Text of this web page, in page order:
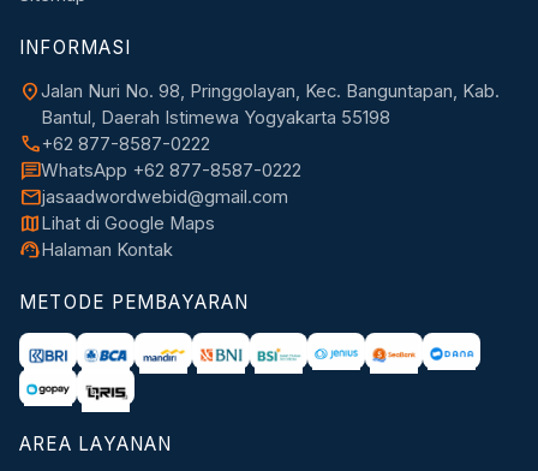
INFORMASI
location_onJalan Nuri No. 98, Pringgolayan, Kec. Banguntapan, Kab.
Bantul, Daerah Istimewa Yogyakarta 55198
call+62 877-8587-0222
chatWhatsApp +62 877-8587-0222
mailjasaadwordwebid@gmail.com
mapLihat di Google Maps
support_agentHalaman Kontak
METODE PEMBAYARAN
AREA LAYANAN